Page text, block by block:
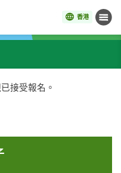
香港 目錄
接受報名。